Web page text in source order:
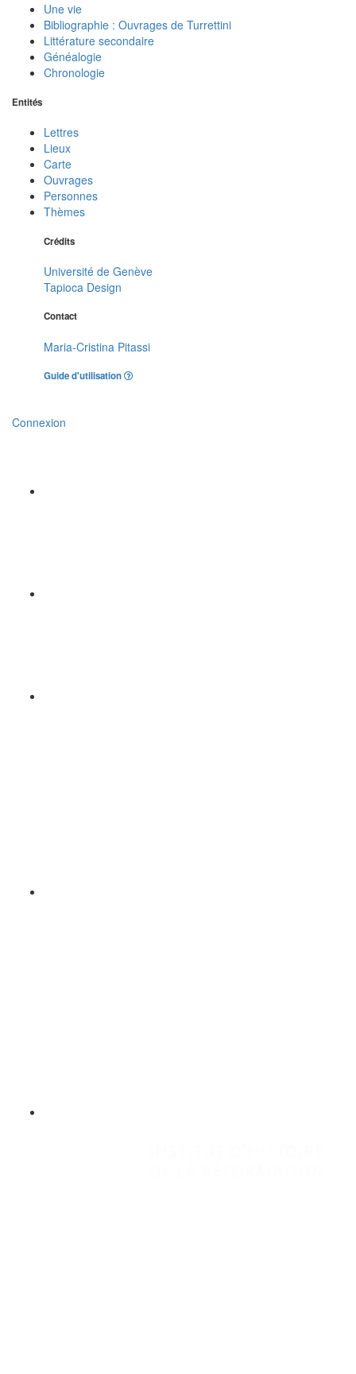
Une vie
Bibliographie : Ouvrages de Turrettini
Littérature secondaire
Généalogie
Chronologie
Entités
Lettres
Lieux
Carte
Ouvrages
Personnes
Thèmes
Crédits
Université de Genève
Tapioca Design
Contact
Maria-Cristina Pitassi
Guide d'utilisation
Connexion